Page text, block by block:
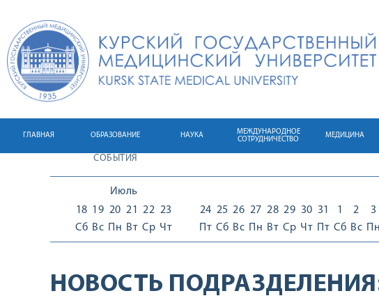
ГЛАВНАЯ ОБРАЗОВАНИЕ НАУКА
МЕЖДУНАРОДНОЕ
СОТРУДНИЧЕСТВО
МЕДИЦИНА
СОБЫТИЯ
Июль
18
Сб
19
Вс
20
Пн
21
Вт
22
Ср
23
Чт
24
Пт
25
Сб
26
Вс
27
Пн
28
Вт
29
Ср
30
Чт
31
Пт
1
Сб
2
Вс
3
Пн
НОВОСТЬ